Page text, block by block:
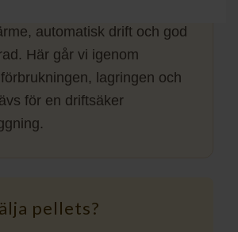
automatisk drift och god
Här går vi igenom
lagringen och
för en driftsäker
pellets?